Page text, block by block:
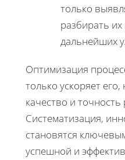
только
разбирать
дальнейших
Оптимизация
только ускоряет
качество и
Систематизация,
становятся
успешной и